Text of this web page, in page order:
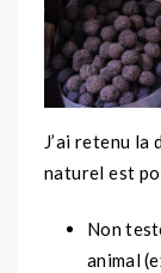
J’ai retenu
naturel est
Non
animal